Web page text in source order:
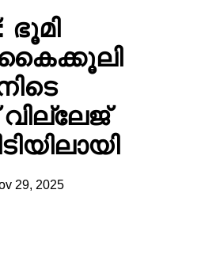
ഭൂമി
കൈക്കൂലി
29, 2025